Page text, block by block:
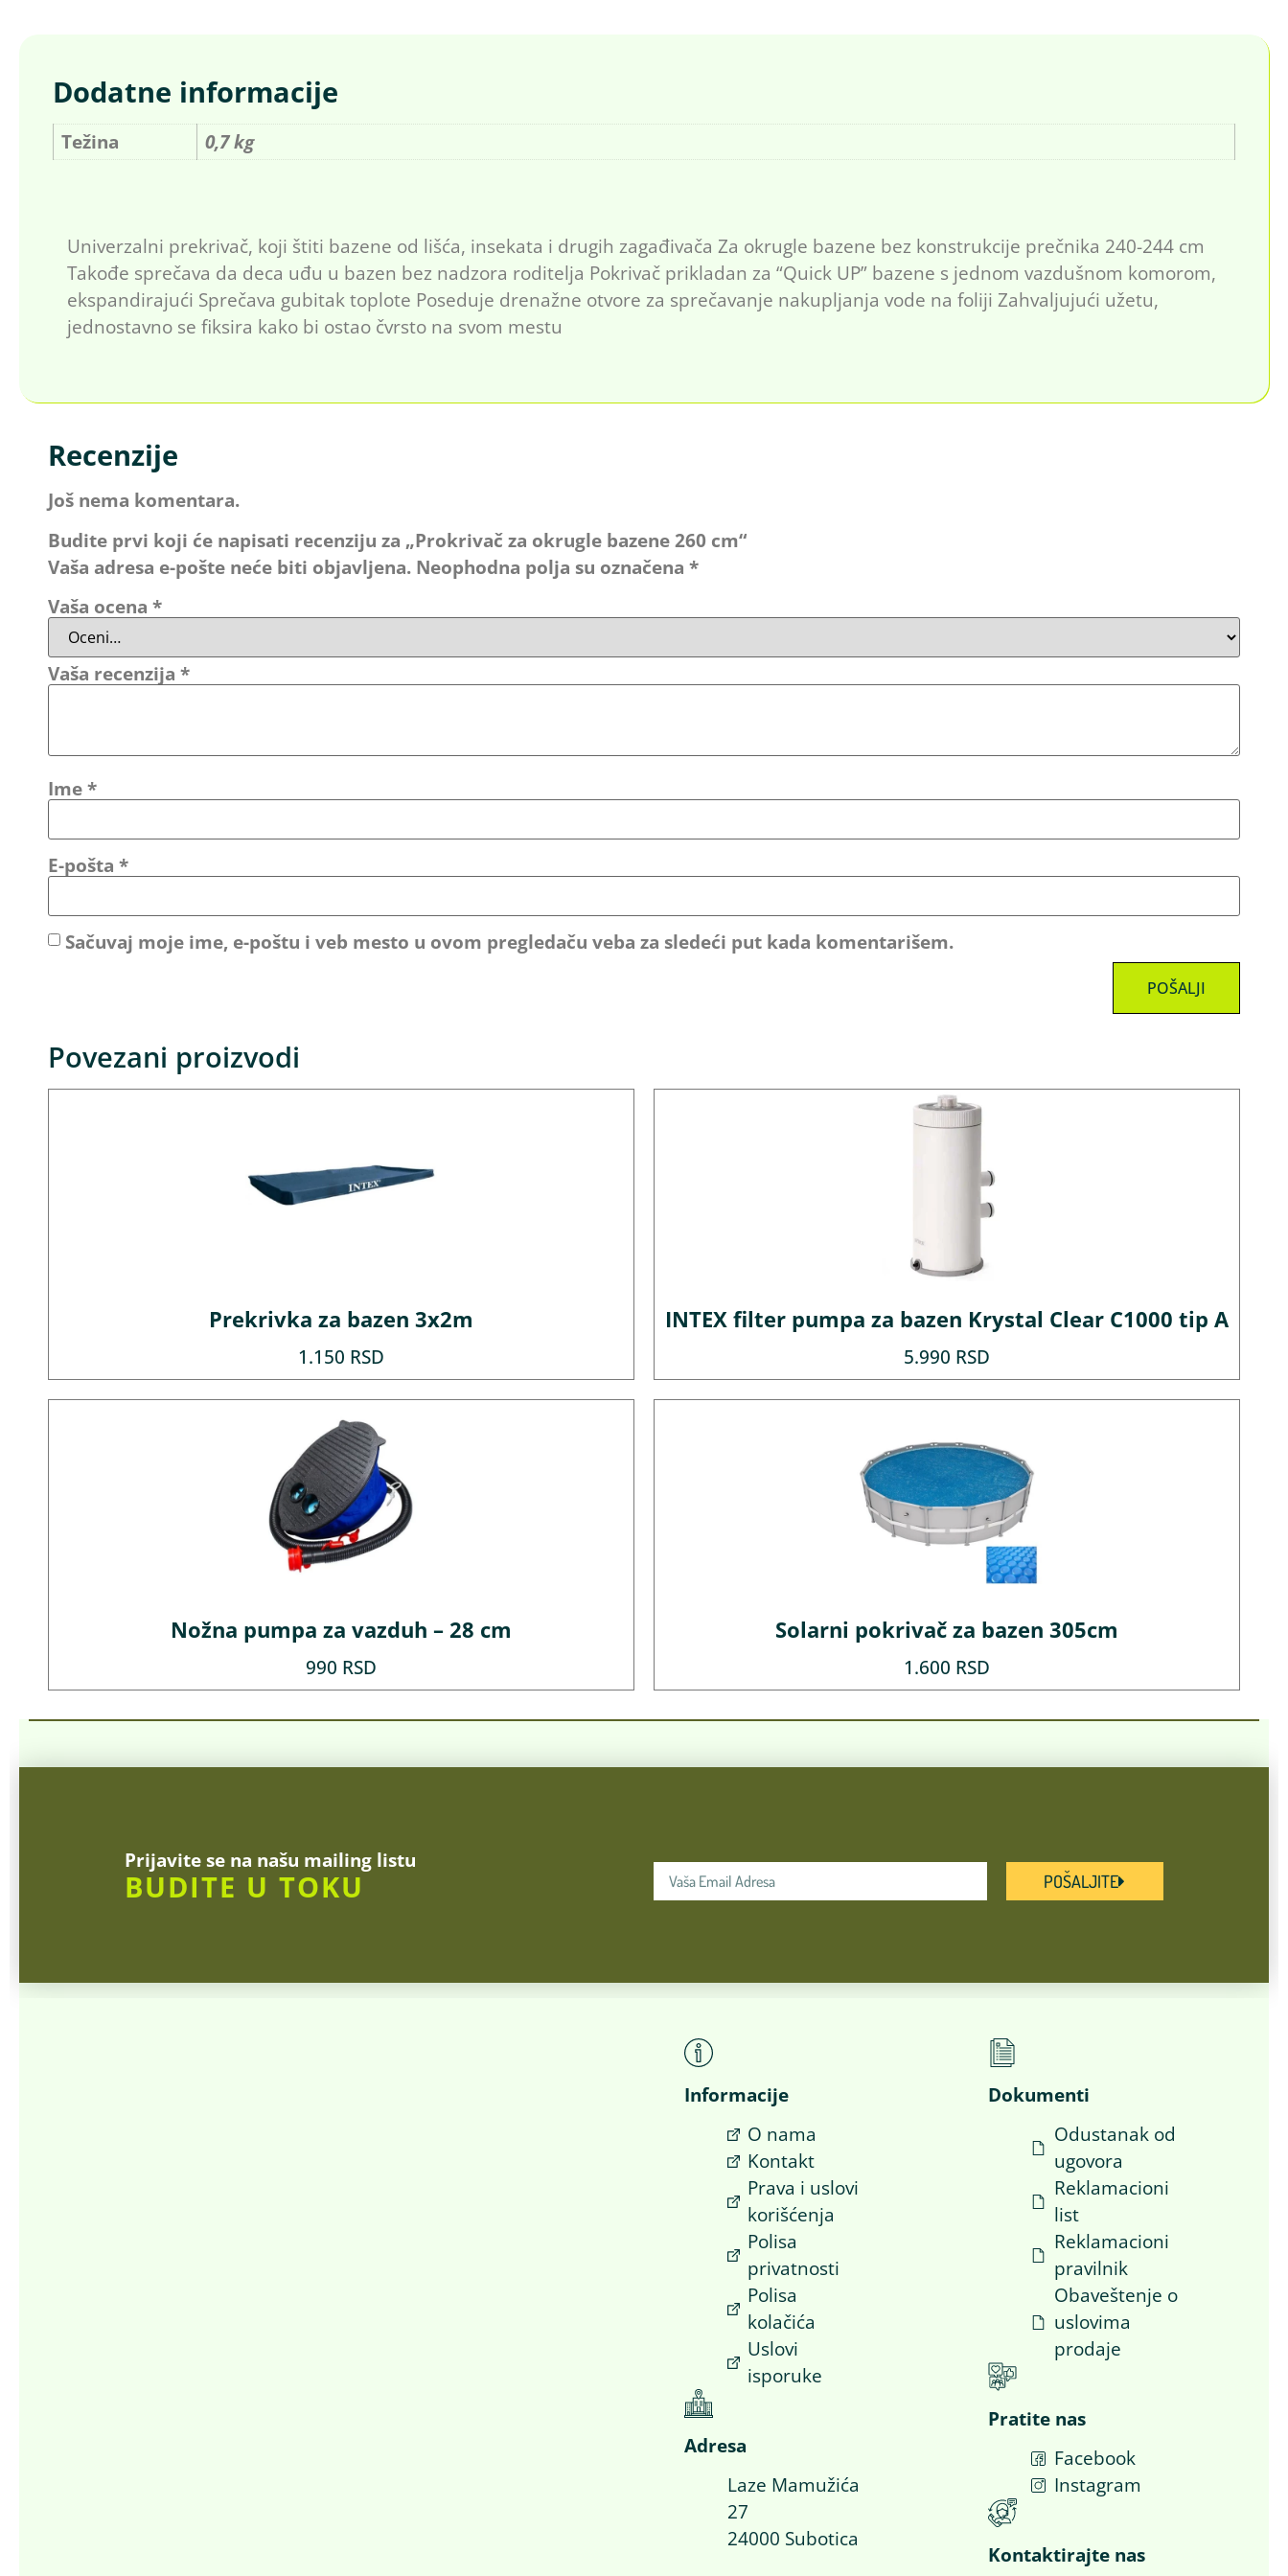
Dodatne informacije
Težina 0,7 kg
Univerzalni prekrivač, koji štiti bazene od lišća, insekata i drugih zagađivača Za okrugle bazene bez konstrukcije prečnika 240-244 cm
Takođe sprečava da deca uđu u bazen bez nadzora roditelja Pokrivač prikladan za “Quick UP” bazene s jednom vazdušnom komorom,
ekspandirajući Sprečava gubitak toplote Poseduje drenažne otvore za sprečavanje nakupljanja vode na foliji Zahvaljujući užetu,
jednostavno se fiksira kako bi ostao čvrsto na svom mestu
Recenzije
Još nema komentara.
Budite prvi koji će napisati recenziju za „Prokrivač za okrugle bazene 260 cm“
Vaša adresa e-pošte neće biti objavljena. Neophodna polja su označena *
Vaša ocena *
Vaša recenzija *
Ime*
E-pošta *
Sačuvaj moje ime, e-poštu i veb mesto u ovom pregledaču veba za sledeći put kada komentarišem.
Povezani proizvodi
Prekrivka za bazen 3x2m
1.150 RSD
INTEX filter pumpa za bazen Krystal Clear C1000 tip A
5.990 RSD
Nožna pumpa za vazduh – 28 cm
990 RSD
Solarni pokrivač za bazen 305cm
1.600 RSD
Prijavite se na našu mailing listu
BUDITE U TOKU POŠALJITE
Informacije
O nama
Kontakt
Prava i uslovi
korišćenja
Polisa
privatnosti
Polisa
kolačića
Uslovi
isporuke
Adresa
Laze Mamužića
27
24000 Subotica
Dokumenti
Odustanak od
ugovora
Reklamacioni
list
Reklamacioni
pravilnik
Obaveštenje o
uslovima
prodaje
Pratite nas
Facebook
Instagram
Kontaktirajte nas​